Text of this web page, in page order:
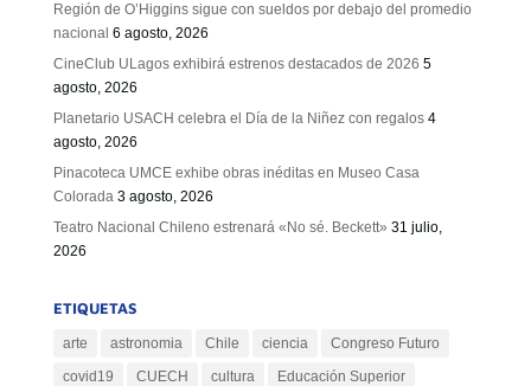
Región de O’Higgins sigue con sueldos por debajo del promedio
nacional 6 agosto, 2026
CineClub ULagos exhibirá estrenos destacados de 2026 5
agosto, 2026
Planetario USACH celebra el Día de la Niñez con regalos 4
agosto, 2026
Pinacoteca UMCE exhibe obras inéditas en Museo Casa
Colorada 3 agosto, 2026
Teatro Nacional Chileno estrenará «No sé. Beckett» 31 julio,
2026
ETIQUETAS
arte astronomia Chile ciencia
Congreso Futuro
covid19
CUECH cultura
Educación Superior